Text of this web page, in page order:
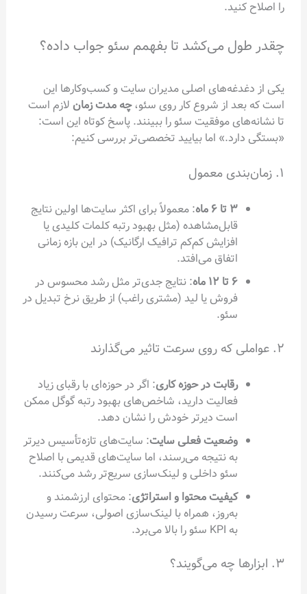
می‌کشد تا بفهمم سئو جواب داده؟
اصلی مدیران سایت و کسب‌وکارها این
از شروع کار روی سئو،چه مدت زمانلازم است
موفقیت سئو را ببینند. پاسخ کوتاه این است:
اما بیایید تخصصی‌تر بررسی کنیم:
: معمولاً برای اکثر سایت‌ها اولین نتایج
قابل‌مشاهده (مثل بهبود رتبه کلمات کلیدی یا
افزایش کم‌کم ترافیک ارگانیک) در این بازه زمانی
: نتایج جدی‌تر مثل رشد محسوس در
فروش یا لید (مشتری راغب) از طریق نرخ تبدیل در
رقابت در حوزه کاری: اگر در حوزه‌ای با رقبای زیاد
فعالیت دارید، شاخص‌های بهبود رتبه گوگل ممکن
است دیرتر خودش را نشان دهد.
وضعیت فعلی سایت: سایت‌های تازه‌تأسیس دیرتر
به نتیجه می‌رسند، اما سایت‌های قدیمی با اصلاح
سئو داخلی و لینک‌سازی سریع‌تر رشد می‌کنند.
کیفیت محتوا و استراتژی: محتوای ارزشمند و
به‌روز، همراه با لینک‌سازی اصولی، سرعت رسیدن